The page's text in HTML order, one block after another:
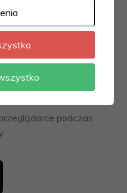
podczas